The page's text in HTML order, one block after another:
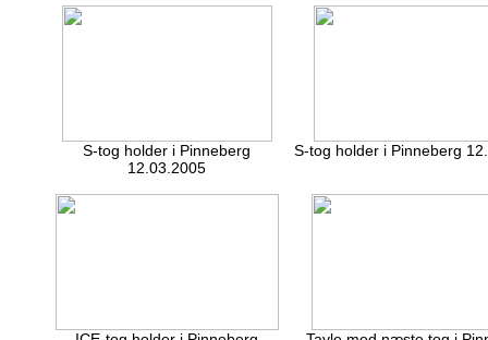
S-tog holder i Pinneberg
12.03.2005
S-tog holder i Pinneberg